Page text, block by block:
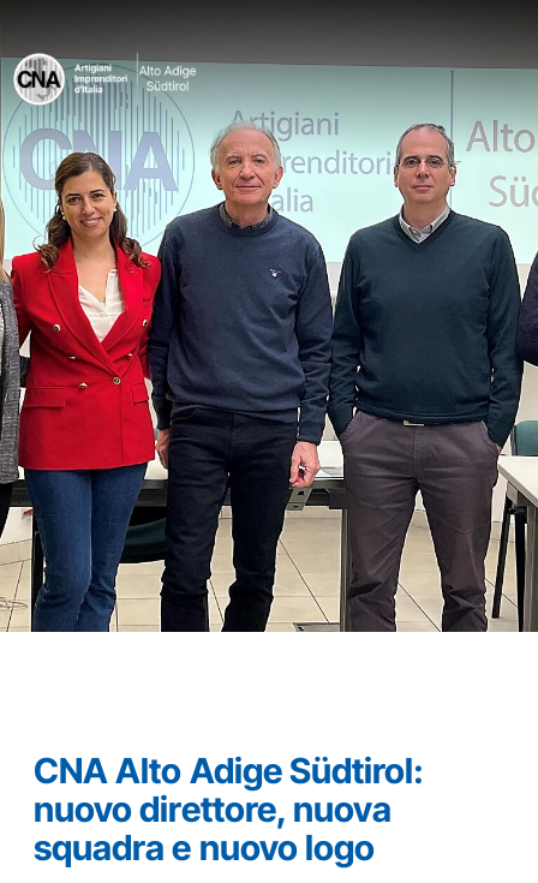
CNA Alto Adige Südtirol:
nuovo direttore, nuova
squadra e nuovo logo